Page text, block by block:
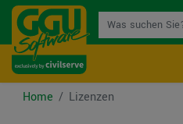
Home Lizenzen